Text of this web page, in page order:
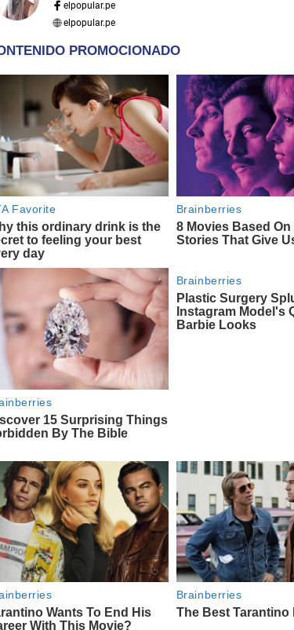
elpopular.pe
elpopular.pe